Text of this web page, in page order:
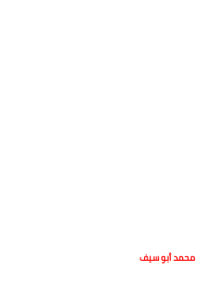
محمد أبو سيف